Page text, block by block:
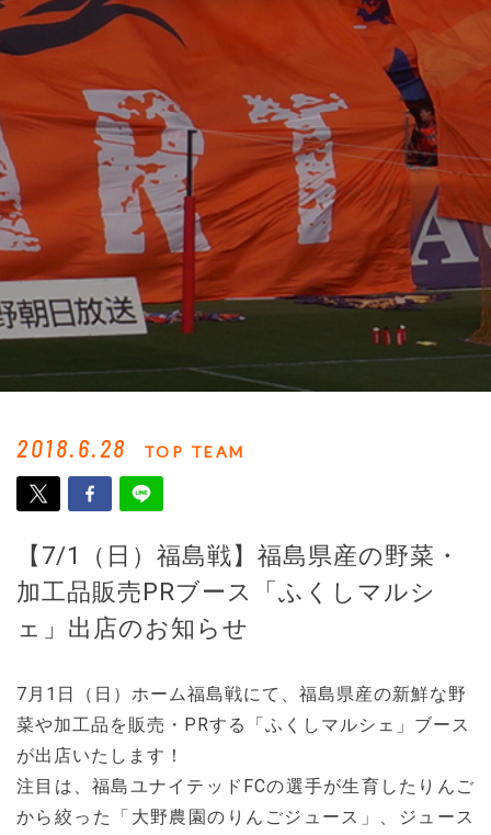
2018.6.28 TOP TEAM
【7/1（日）福島戦】福島県産の野菜・
加工品販売PRブース「ふくしマルシ
ェ」出店のお知らせ
7月1日（日）ホーム福島戦にて、福島県産の新鮮な野
菜や加工品を販売・PRする「ふくしマルシェ」ブース
が出店いたします！
注目は、福島ユナイテッドFCの選手が生育したりんご
から絞った「大野農園のりんごジュース」、ジュース